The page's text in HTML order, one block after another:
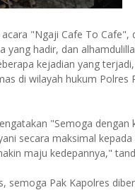
"Ngaji Cafe To Cafe",
hadir, dan
kejadian yang
di wilayah hukum Polres
"Semoga dengan
secara maksimal
maju kedepannya,"
semoga Pak Kapolres